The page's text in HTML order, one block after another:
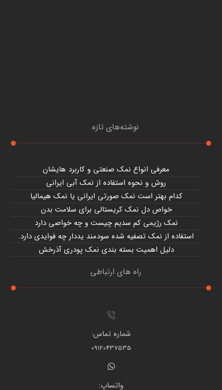
نوشته‌های تازه
معرفی انواع نمک صنعتی و کاربرد هایشان
روش و نحوه استفاده از نمک آبی ایرانی
کدام بهتر است نمک صورتی ایرانی یا نمک هیمالیا
خواص دل نمک کریستالی برای سلامت بدن
نمک رژیمی کم سدیم چیست و چه خواصی دارد
استفاده از نمک تصفیه شده سودمند یددار چه فوایدی دارد.
دلیل اهمیت بسته بندی نمک پودری آذرخش
راه های ارتباطی
شماره تماس:
09120437535
واتساپ: